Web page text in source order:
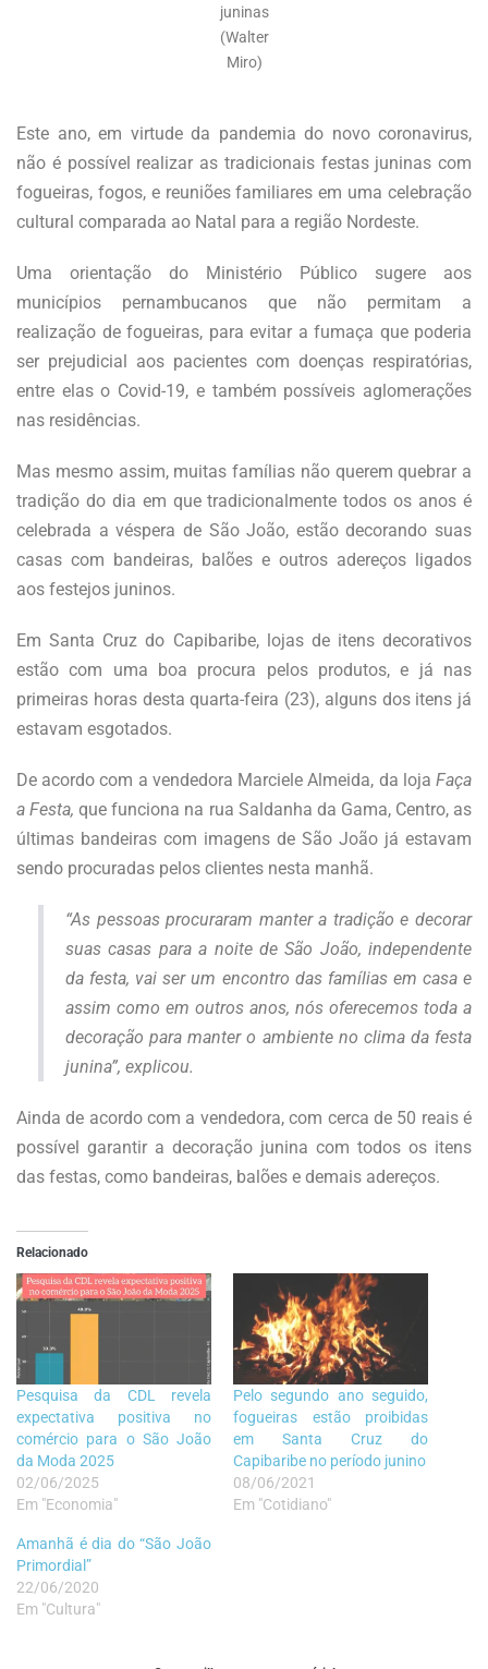
juninas
(Walter
Miro)
Este ano, em virtude da pandemia do novo coronavirus,
não é possível realizar as tradicionais festas juninas com
fogueiras, fogos, e reuniões familiares em uma celebração
cultural comparada ao Natal para a região Nordeste.
Uma orientação do Ministério Público sugere aos
municípios pernambucanos que não permitam a
realização de fogueiras, para evitar a fumaça que poderia
ser prejudicial aos pacientes com doenças respiratórias,
entre elas o Covid-19, e também possíveis aglomerações
nas residências.
Mas mesmo assim, muitas famílias não querem quebrar a
tradição do dia em que tradicionalmente todos os anos é
celebrada a véspera de São João, estão decorando suas
casas com bandeiras, balões e outros adereços ligados
aos festejos juninos.
Em Santa Cruz do Capibaribe, lojas de itens decorativos
estão com uma boa procura pelos produtos, e já nas
primeiras horas desta quarta-feira (23), alguns dos itens já
estavam esgotados.
De acordo com a vendedora Marciele Almeida, da loja Faça
a Festa, que funciona na rua Saldanha da Gama, Centro, as
últimas bandeiras com imagens de São João já estavam
sendo procuradas pelos clientes nesta manhã.
“As pessoas procuraram manter a tradição e decorar
suas casas para a noite de São João, independente
da festa, vai ser um encontro das famílias em casa e
assim como em outros anos, nós oferecemos toda a
decoração para manter o ambiente no clima da festa
junina”, explicou.
Ainda de acordo com a vendedora, com cerca de 50 reais é
possível garantir a decoração junina com todos os itens
das festas, como bandeiras, balões e demais adereços.
Relacionado
Pesquisa da CDL revela
expectativa positiva no
comércio para o São João
da Moda 2025
02/06/2025
Em "Economia"
Pelo segundo ano seguido,
fogueiras estão proibidas
em Santa Cruz do
Capibaribe no período junino
08/06/2021
Em "Cotidiano"
Amanhã é dia do “São João
Primordial”
22/06/2020
Em "Cultura"